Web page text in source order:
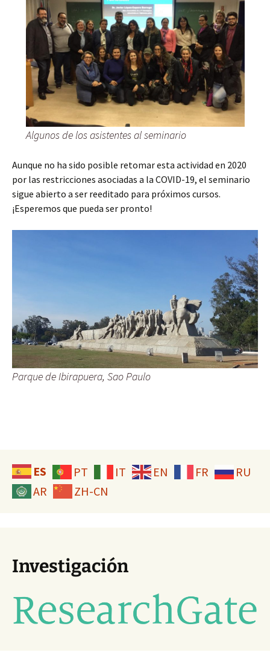
Algunos de los asistentes al seminario
Aunque no ha sido posible retomar esta actividad en 2020
por las restricciones asociadas a la COVID-19, el seminario
sigue abierto a ser reeditado para próximos cursos.
¡Esperemos que pueda ser pronto!
Parque de Ibirapuera, Sao Paulo
ES PT IT EN FR
RU
AR
ZH-CN
Investigación